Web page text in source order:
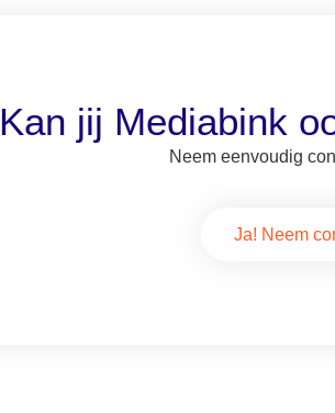
Kan jij Mediabink
Neem eenvoudig
Ja! Neem